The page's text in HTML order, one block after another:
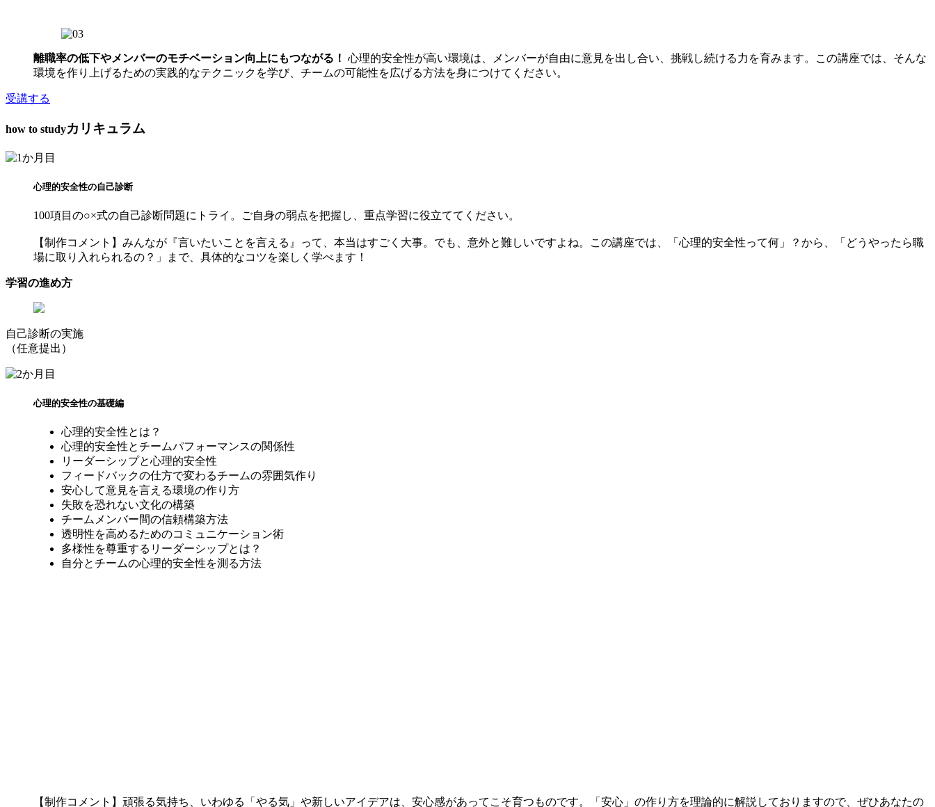
離職率の低下やメンバーのモチベーション向上にもつながる！ 心理的安全性が高い環境は、メンバーが自由に意見を出し合い、挑戦し続ける力を育みます。この講座では、そんな
環境を作り上げるための実践的なテクニックを学び、チームの可能性を広げる方法を身につけてください。
受講する
how to studyカリキュラム
心理的安全性の自己診断
100項目の○×式の自己診断問題にトライ。ご自身の弱点を把握し、重点学習に役立ててください。
【制作コメント】みんなが『言いたいことを言える』って、本当はすごく大事。でも、意外と難しいですよね。この講座では、「心理的安全性って何」？から、「どうやったら職
場に取り入れられるの？」まで、具体的なコツを楽しく学べます！
学習の進め方
自己診断の実施
（任意提出）
心理的安全性の基礎編
心理的安全性とは？
心理的安全性とチームパフォーマンスの関係性
リーダーシップと心理的安全性
フィードバックの仕方で変わるチームの雰囲気作り
安心して意見を言える環境の作り方
失敗を恐れない文化の構築
チームメンバー間の信頼構築方法
透明性を高めるためのコミュニケーション術
多様性を尊重するリーダーシップとは？
自分とチームの心理的安全性を測る方法
【制作コメント】頑張る気持ち、いわゆる「やる気」や新しいアイデアは、安心感があってこそ育つものです。「安心」の作り方を理論的に解説しておりますので、ぜひあなたの